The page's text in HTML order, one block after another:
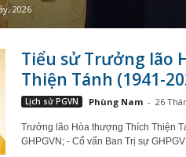
2026
Tiểu sử Trưởng lão
Thiện Tánh (1941-
Lịch sử PGVN Phùng Nam - 26
Trưởng lão Hòa thượng Thích Thiện
GHPGVN; - Cố vấn Ban Trị sự